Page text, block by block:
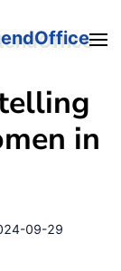
in
09-29